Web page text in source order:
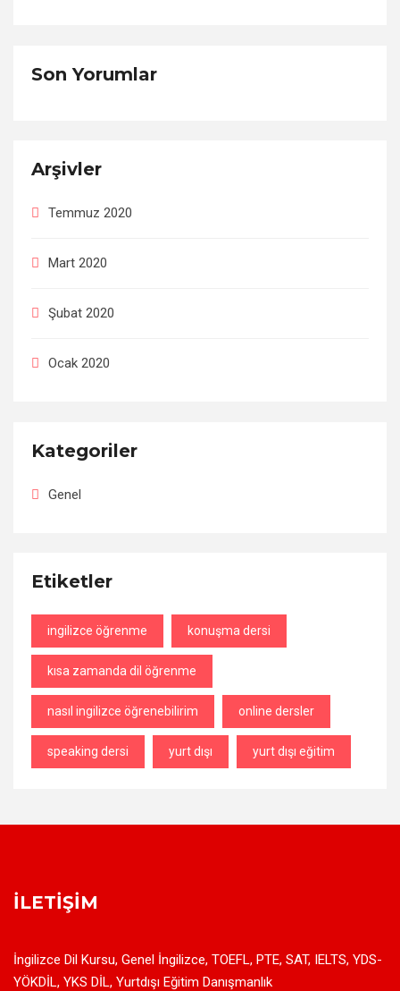
Son Yorumlar
Arşivler
Temmuz 2020
Mart 2020
Şubat 2020
Ocak 2020
Kategoriler
Genel
Etiketler
ingilizce öğrenme konuşma dersi
kısa zamanda dil öğrenme
nasıl ingilizce öğrenebilirim online dersler
speaking dersi yurt dışı yurt dışı eğitim
İLETIŞIM
İngilizce Dil Kursu, Genel İngilizce, TOEFL, PTE, SAT, IELTS, YDS-
YÖKDİL, YKS DİL, Yurtdışı Eğitim Danışmanlık